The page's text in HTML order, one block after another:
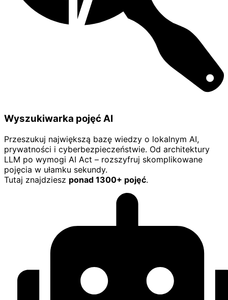
Wyszukiwarka pojęć AI
Przeszukuj największą bazę wiedzy o lokalnym AI,
prywatności i cyberbezpieczeństwie. Od architektury
LLM po wymogi AI Act – rozszyfruj skomplikowane
pojęcia w ułamku sekundy.
Tutaj znajdziesz ponad 1300+ pojęć.